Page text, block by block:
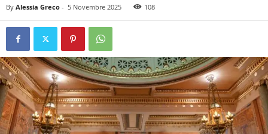
By Alessia Greco - 5 Novembre 2025 108